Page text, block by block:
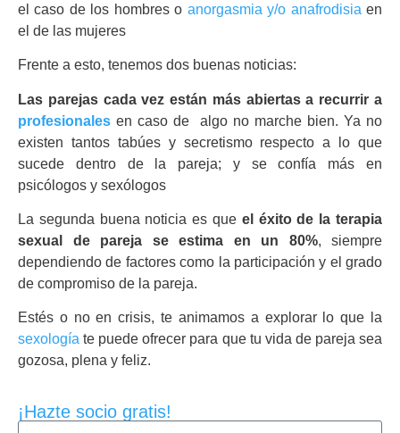
el caso de los hombres o anorgasmia y/o anafrodisia en
el de las mujeres
Frente a esto, tenemos dos buenas noticias:
Las parejas cada vez están más abiertas a recurrir a
profesionales en caso de algo no marche bien. Ya no
existen tantos tabúes y secretismo respecto a lo que
sucede dentro de la pareja; y se confía más en
psicólogos y sexólogos
La segunda buena noticia es que el éxito de la terapia
sexual de pareja se estima en un 80%, siempre
dependiendo de factores como la participación y el grado
de compromiso de la pareja.
Estés o no en crisis, te animamos a explorar lo que la
sexología te puede ofrecer para que tu vida de pareja sea
gozosa, plena y feliz.
¡Hazte socio gratis!